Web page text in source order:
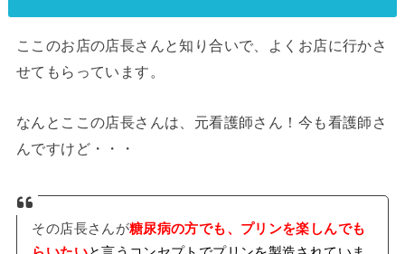
ここのお店の店長さんと知り合いで、よくお店に行かさ
せてもらっています。
なんとここの店長さんは、元看護師さん！今も看護師さ
んですけど・・・
その店長さんが糖尿病の方でも、プリンを楽しんでも